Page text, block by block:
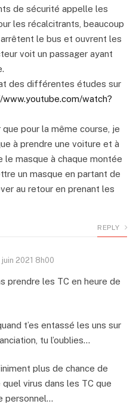
de sécurité appelle les
les récalcitrants, beaucoup
le bus et ouvrent les
voit un passager ayant
des différentes études sur
watch?
que pour la même course, je
à prendre une voiture et à
masque à chaque montée
un masque en partant de
au retour en prenant les
REPLY
juin 2021 8h00
prendre les TC en heure de
t’es entassé les uns sur
tu l’oublies…
plus de chance de
quel virus dans les TC que
personnel…